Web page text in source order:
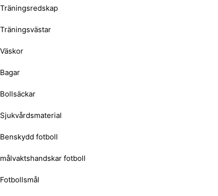
Träningsredskap
Träningsvästar
Väskor
Bagar
Bollsäckar
Sjukvårdsmaterial
Benskydd fotboll
målvaktshandskar fotboll
Fotbollsmål